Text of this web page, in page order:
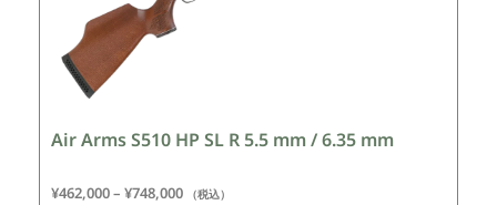
Air Arms S510 HP SL R 5.5 mm / 6.35 mm
¥462,000– ¥748,000 （税込）